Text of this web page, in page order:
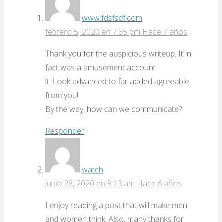
www.fdsfsdf.com
febrero 5, 2020 en 7:35 pm Hace 7 años
Thank you for the auspicious writeup. It in
fact was a amusement account
it. Look advanced to far added agreeable
from you!
By the way, how can we communicate?
Responder
watch
junio 28, 2020 en 9:13 am Hace 6 años
I enjoy reading a post that will make men
and women think. Also, many thanks for